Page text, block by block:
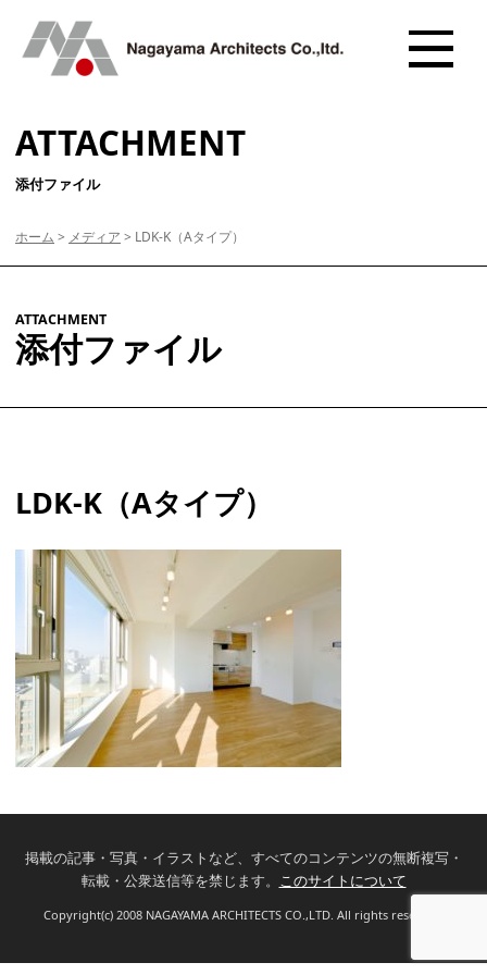
ATTACHMENT
添付ファイル
ホーム > メディア > LDK-K（Aタイプ）
ATTACHMENT
添付ファイル
LDK-K（Aタイプ）
掲載の記事・写真・イラストなど、すべてのコンテンツの無断複写・
転載・公衆送信等を禁じます。 このサイトについて
Copyright(c) 2008 NAGAYAMA ARCHITECTS CO.,LTD. All rights reserved.